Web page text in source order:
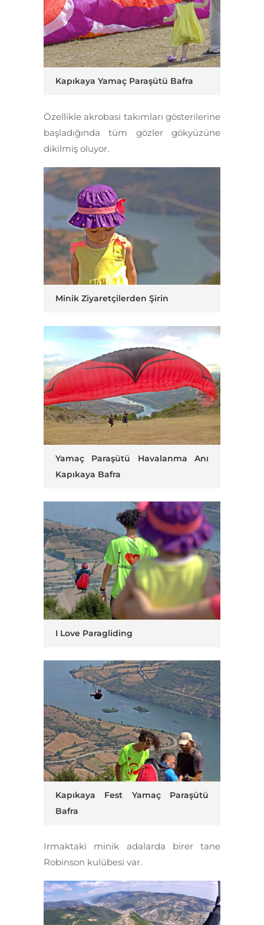
Kapıkaya Yamaç Paraşütü Bafra
Özellikle akrobasi takımları gösterilerine
başladığında tüm gözler gökyüzüne
dikilmiş oluyor.
Minik Ziyaretçilerden Şirin
Yamaç Paraşütü Havalanma Anı
Kapıkaya Bafra
I Love Paragliding
Kapıkaya Fest Yamaç Paraşütü
Bafra
Irmaktaki minik adalarda birer tane
Robinson kulübesi var.